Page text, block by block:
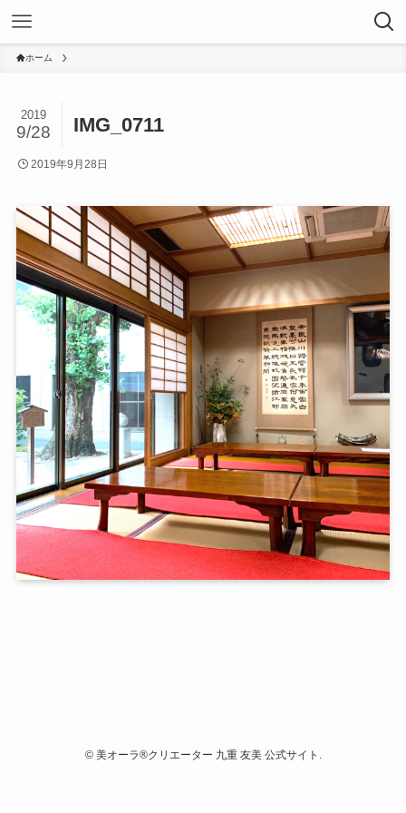
ホーム
IMG_0711
2019
9/28
2019年9月28日
©美オーラ®クリエーター 九重 友美 公式サイト.